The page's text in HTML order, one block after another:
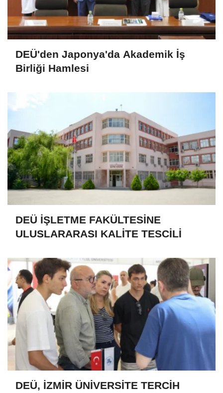
DEÜ'den Japonya'da Akademik İş
Birliği Hamlesi
DEÜ İŞLETME FAKÜLTESİNE
ULUSLARARASI KALİTE TESCİLİ
DEÜ, İZMİR ÜNİVERSİTE TERCİH